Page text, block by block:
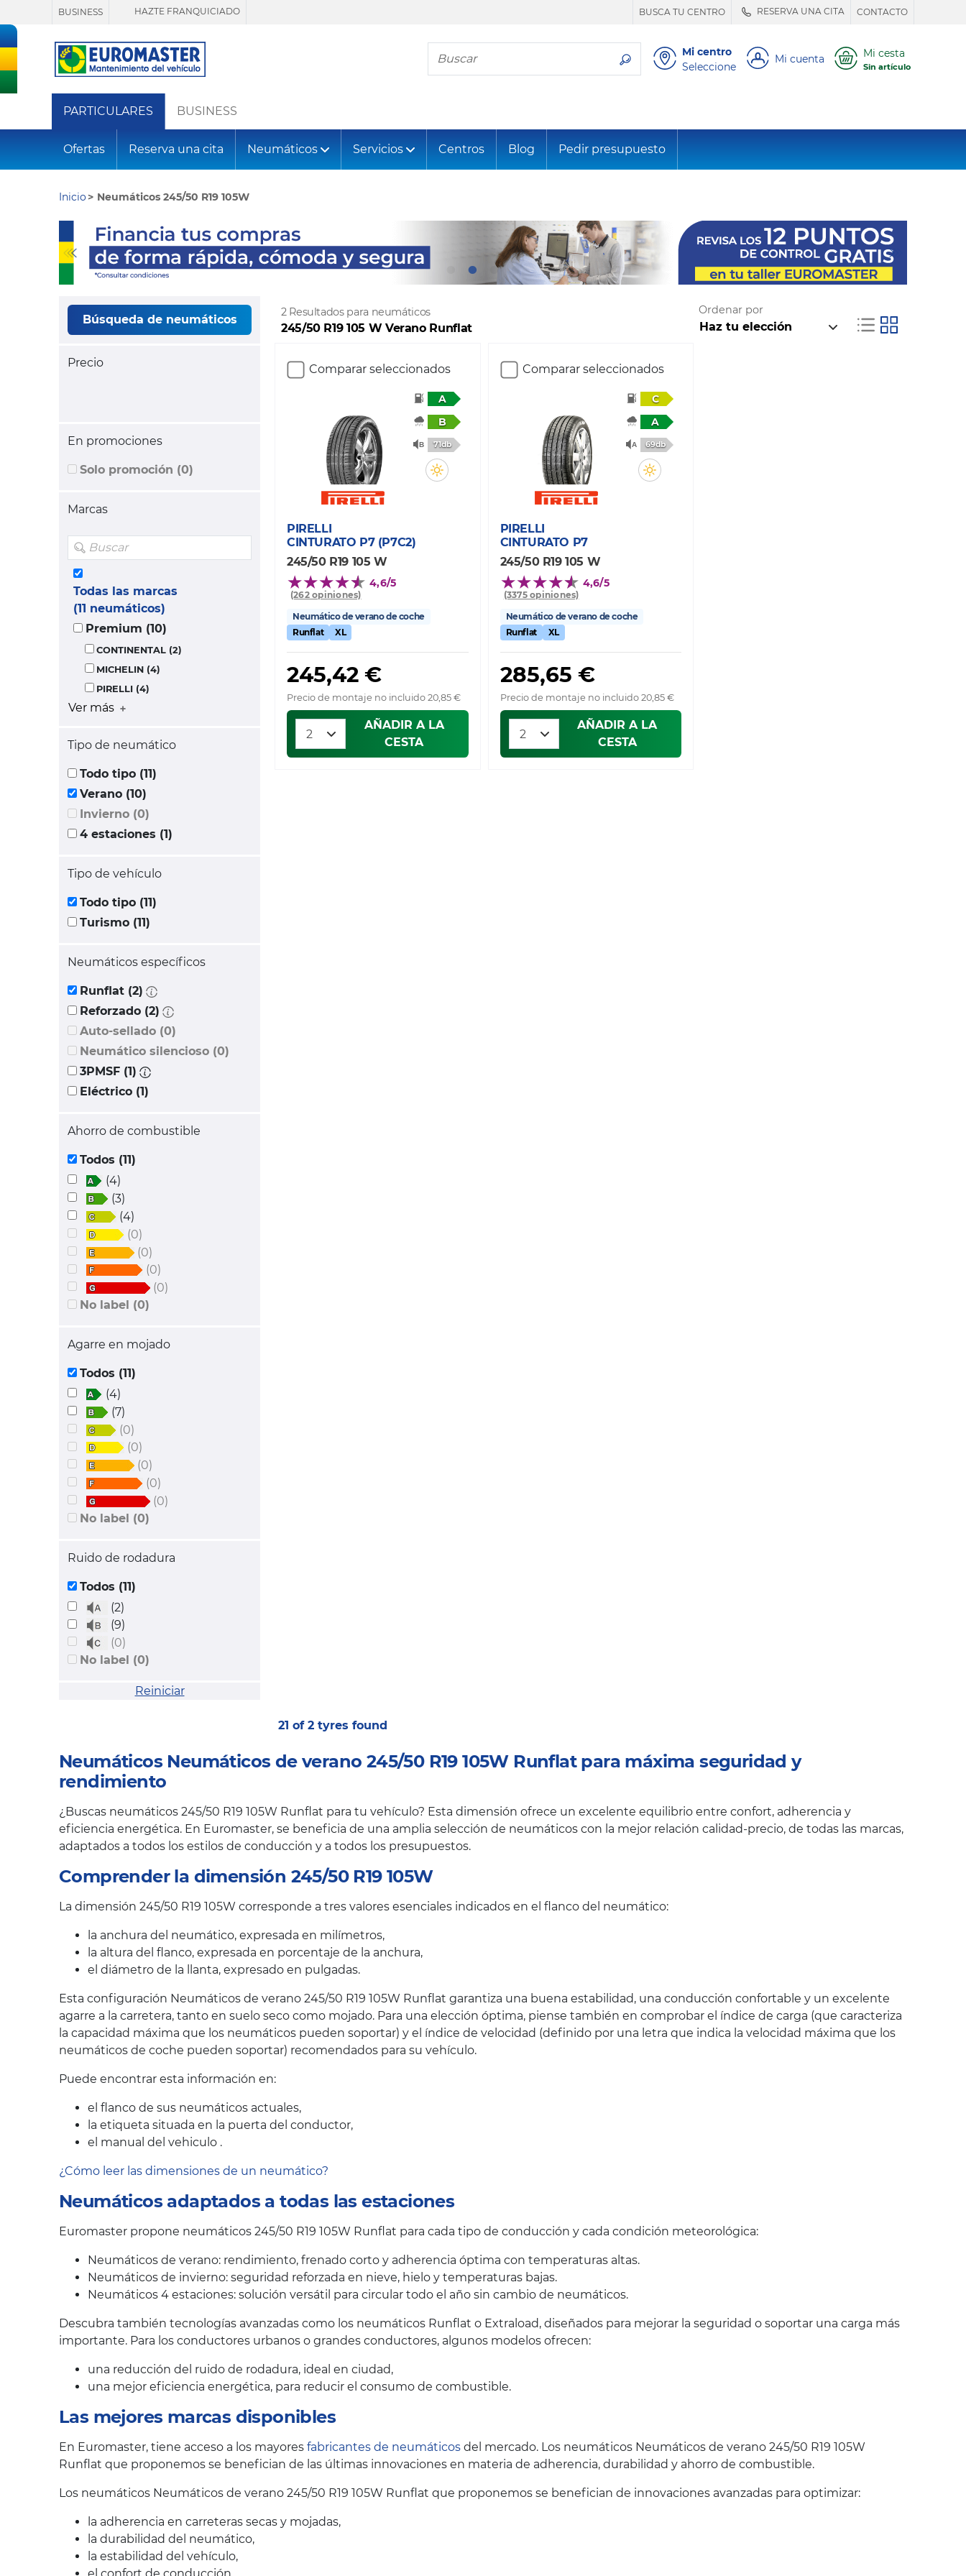
BUSINESS HAZTE FRANQUICIADO BUSCA TU CENTRO RESERVA UNA CITA CONTACTO
Busca tu neumático
Mi centro
Seleccione
Mi cuenta Mi cesta
Sin artículo
PARTICULARES BUSINESS
Ofertas Reserva una cita Neumáticos Servicios Centros Blog Pedir presupuesto
Inicio Neumáticos 245/50 R19 105W
Búsqueda de neumáticos
Precio
En promociones
Solo promoción (0)
Marcas
Todas las marcas
(11 neumáticos)
Premium (10)
CONTINENTAL (2)
MICHELIN (4)
PIRELLI (4)
Ver más
Tipo de neumático
Todo tipo (11)
Verano (10)
Invierno (0)
4 estaciones (1)
Tipo de vehículo
Todo tipo (11)
Turismo (11)
Neumáticos específicos
Runflat (2)
Reforzado (2)
Auto-sellado (0)
Neumático silencioso (0)
3PMSF (1)
Eléctrico (1)
Ahorro de combustible
Todos (11)
(4)
(3)
(4)
(0)
(0)
(0)
(0)
No label (0)
Agarre en mojado
Todos (11)
(4)
(7)
(0)
(0)
(0)
(0)
(0)
No label (0)
Ruido de rodadura
Todos (11)
(2)
(9)
(0)
No label (0)
Reiniciar
2 Resultados para neumáticos
245/50 R19 105 W Verano Runflat
Ordenar por
Comparar seleccionados
A
B
71db
PIRELLI
CINTURATO P7 (P7C2)
245/50 R19 105 W
4,6/5
(262 opiniones)
Neumático de verano de coche
Runflat
XL
245,42 €
Precio de montaje no incluido 20,85 €
AÑADIR A LA
CESTA
Comparar seleccionados
C
A
69db
PIRELLI
CINTURATO P7
245/50 R19 105 W
4,6/5
(3375 opiniones)
Neumático de verano de coche
Runflat
XL
285,65 €
Precio de montaje no incluido 20,85 €
AÑADIR A LA
CESTA
21 of 2 tyres found
Neumáticos Neumáticos de verano 245/50 R19 105W Runflat para máxima seguridad y
rendimiento
¿Buscas neumáticos 245/50 R19 105W Runflat para tu vehículo? Esta dimensión ofrece un excelente equilibrio entre confort, adherencia y
eficiencia energética. En Euromaster, se beneficia de una amplia selección de neumáticos con la mejor relación calidad-precio, de todas las marcas,
adaptados a todos los estilos de conducción y a todos los presupuestos.
Comprender la dimensión 245/50 R19 105W
La dimensión 245/50 R19 105W corresponde a tres valores esenciales indicados en el flanco del neumático:
la anchura del neumático, expresada en milímetros,
la altura del flanco, expresada en porcentaje de la anchura,
el diámetro de la llanta, expresado en pulgadas.
Esta configuración Neumáticos de verano 245/50 R19 105W Runflat garantiza una buena estabilidad, una conducción confortable y un excelente
agarre a la carretera, tanto en suelo seco como mojado. Para una elección óptima, piense también en comprobar el índice de carga (que caracteriza
la capacidad máxima que los neumáticos pueden soportar) y el índice de velocidad (definido por una letra que indica la velocidad máxima que los
neumáticos de coche pueden soportar) recomendados para su vehículo.
Puede encontrar esta información en:
el flanco de sus neumáticos actuales,
la etiqueta situada en la puerta del conductor,
el manual del vehiculo .
¿Cómo leer las dimensiones de un neumático?
Neumáticos adaptados a todas las estaciones
Euromaster propone neumáticos 245/50 R19 105W Runflat para cada tipo de conducción y cada condición meteorológica:
Neumáticos de verano: rendimiento, frenado corto y adherencia óptima con temperaturas altas.
Neumáticos de invierno: seguridad reforzada en nieve, hielo y temperaturas bajas.
Neumáticos 4 estaciones: solución versátil para circular todo el año sin cambio de neumáticos.
Descubra también tecnologías avanzadas como los neumáticos Runflat o Extraload, diseñados para mejorar la seguridad o soportar una carga más
importante. Para los conductores urbanos o grandes conductores, algunos modelos ofrecen:
una reducción del ruido de rodadura, ideal en ciudad,
una mejor eficiencia energética, para reducir el consumo de combustible.
Las mejores marcas disponibles
En Euromaster, tiene acceso a los mayores fabricantes de neumáticos del mercado. Los neumáticos Neumáticos de verano 245/50 R19 105W
Runflat que proponemos se benefician de las últimas innovaciones en materia de adherencia, durabilidad y ahorro de combustible.
Los neumáticos Neumáticos de verano 245/50 R19 105W Runflat que proponemos se benefician de innovaciones avanzadas para optimizar:
la adherencia en carreteras secas y mojadas,
la durabilidad del neumático,
la estabilidad del vehículo,